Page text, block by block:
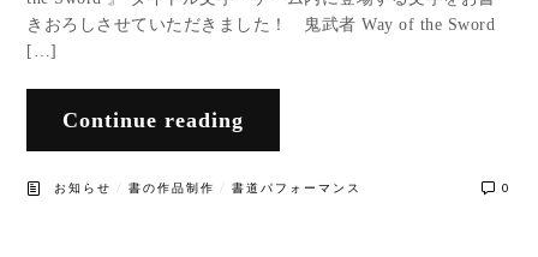
きおろしさせていただきました！ 鬼武者 Way of the Sword
[…]
Continue reading
お知らせ /書の作品制作 /書道パフォーマンス 0